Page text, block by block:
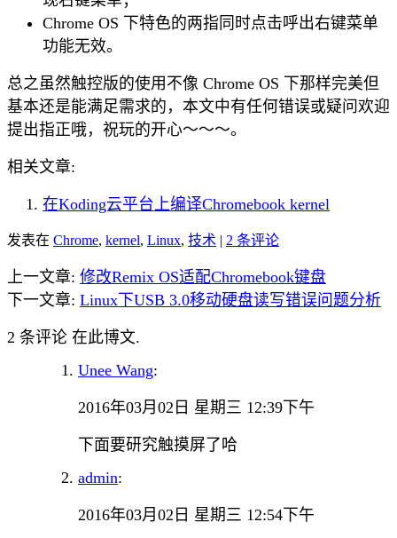
Chrome OS 下特色的两指同时点击呼出右键菜单
功能无效。
总之虽然触控版的使用不像 Chrome OS 下那样完美但
基本还是能满足需求的，本文中有任何错误或疑问欢迎
提出指正哦，祝玩的开心～～～。
相关文章:
在Koding云平台上编译Chromebook kernel
发表在 Chrome, kernel, Linux, 技术 | 2 条评论
上一文章: 修改Remix OS适配Chromebook键盘
下一文章: Linux下USB 3.0移动硬盘读写错误问题分析
2 条评论 在此博文.
Unee Wang:
2016年03月02日 星期三 12:39下午
下面要研究触摸屏了哈
admin:
2016年03月02日 星期三 12:54下午